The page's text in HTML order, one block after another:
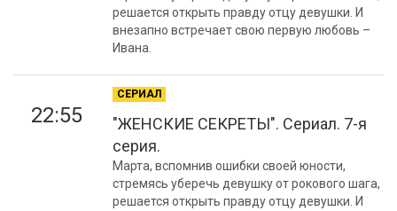
решается открыть правду отцу девушки. И
внезапно встречает свою первую любовь –
Ивана.
22:55
СЕРИАЛ
"ЖЕНСКИЕ СЕКРЕТЫ". Сериал. 7-я
серия.
Марта, вспомнив ошибки своей юности,
стремясь уберечь девушку от рокового шага,
решается открыть правду отцу девушки. И